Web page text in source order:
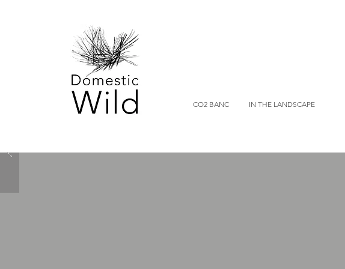
CO2 BANC IN THE LANDSCAPE